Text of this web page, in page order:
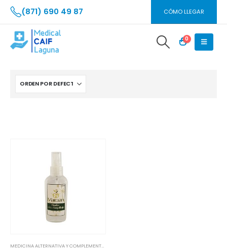
(871) 690 49 87 CÓMO LLEGAR
0